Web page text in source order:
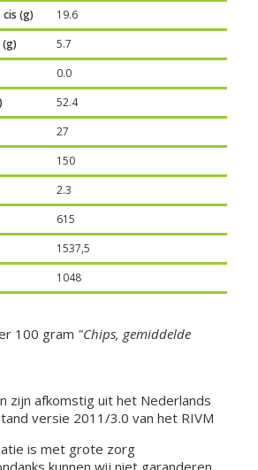
(g)
19.6
5.7
0.0
52.4
27
150
2.3
615
1537,5
1048
100 gram "Chips, gemiddelde
zijn afkomstig uit het Nederlands
versie 2011/3.0 van het RIVM
is met grote zorg